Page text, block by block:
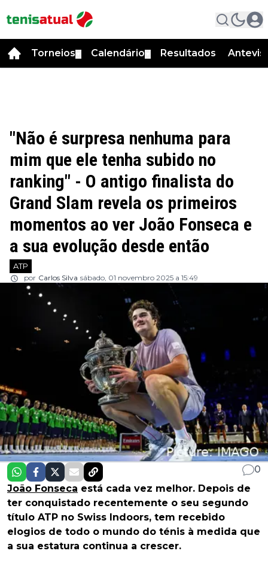
Torneios Calendário Resultados
"Não é surpresa nenhuma para
mim que ele tenha subido no
ranking" - O antigo finalista do
Grand Slam revela os primeiros
momentos ao ver João Fonseca e
a sua evolução desde então
ATP
por Carlos Silva sábado, 01 novembro 2025 a 15:49
0
João Fonseca está cada vez melhor. Depois de
ter conquistado recentemente o seu segundo
título ATP no Swiss Indoors, tem recebido
elogios de todo o mundo do ténis à medida que
a sua estatura continua a crescer.